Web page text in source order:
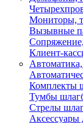
Мониторы,
Вызывные
Клиент-
Комплекты
Тумбы
Стрелы
Аксессуары